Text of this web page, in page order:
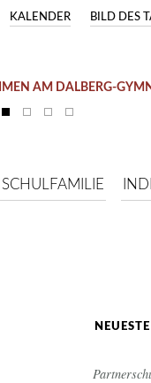
BILD DES
KALENDER
AM DALBERG-
SCHULFAMILIE